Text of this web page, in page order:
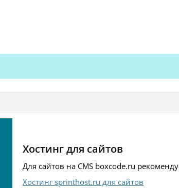
Хостинг для сайтов
Для сайтов на CMS boxcode.ru
Хостинг sprinthost.ru для сайтов